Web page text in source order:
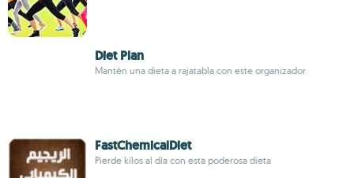
Diet Plan
Mantén una dieta a rajatabla con este organizador
FastChemicalDiet
Pierde kilos al día con esta poderosa dieta